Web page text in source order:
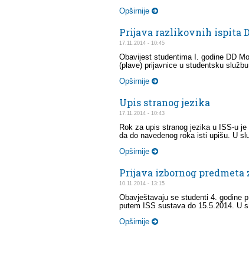
Opširnije
Prijava razlikovnih ispita
17.11.2014 - 10:45
Obavijest studentima I. godine DD
(plave) prijavnice u studentsku
Opširnije
Upis stranog jezika
17.11.2014 - 10:43
Rok za upis stranog jezika u ISS-u
da do navedenog roka isti upišu. U
Opširnije
Prijava izbornog predmeta
10.11.2014 - 13:15
Obavještavaju se studenti 4. godine
putem ISS sustava do 15.5.2014. U
Opširnije